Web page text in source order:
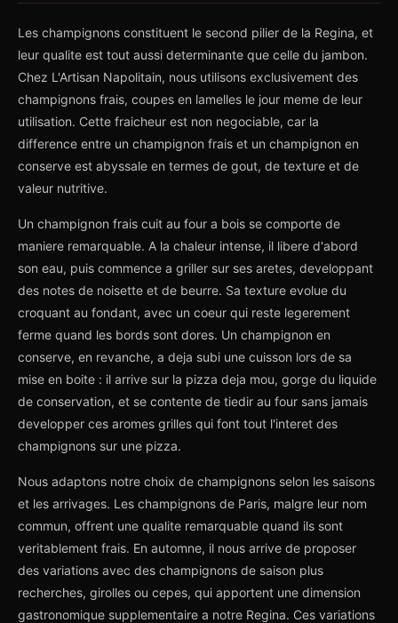
Les champignons constituent le second pilier de la Regina, et
leur qualite est tout aussi determinante que celle du jambon.
Chez L'Artisan Napolitain, nous utilisons exclusivement des
champignons frais, coupes en lamelles le jour meme de leur
utilisation. Cette fraicheur est non negociable, car la
difference entre un champignon frais et un champignon en
conserve est abyssale en termes de gout, de texture et de
valeur nutritive.
Un champignon frais cuit au four a bois se comporte de
maniere remarquable. A la chaleur intense, il libere d'abord
son eau, puis commence a griller sur ses aretes, developpant
des notes de noisette et de beurre. Sa texture evolue du
croquant au fondant, avec un coeur qui reste legerement
ferme quand les bords sont dores. Un champignon en
conserve, en revanche, a deja subi une cuisson lors de sa
mise en boite : il arrive sur la pizza deja mou, gorge du liquide
de conservation, et se contente de tiedir au four sans jamais
developper ces aromes grilles qui font tout l'interet des
champignons sur une pizza.
Nous adaptons notre choix de champignons selon les saisons
et les arrivages. Les champignons de Paris, malgre leur nom
commun, offrent une qualite remarquable quand ils sont
veritablement frais. En automne, il nous arrive de proposer
des variations avec des champignons de saison plus
recherches, girolles ou cepes, qui apportent une dimension
gastronomique supplementaire a notre Regina. Ces variations